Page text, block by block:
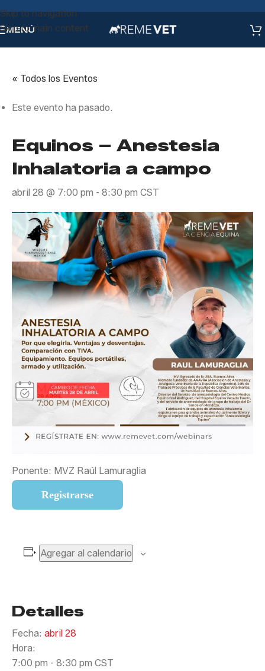
Skip to navigation
Skip to main content
MENÚ
« Todos los Eventos
Este evento ha pasado.
Equinos – Anestesia
Inhalatoria a campo
abril 28 @ 7:00 pm - 8:30 pm CST
Ponente: MVZ Raúl Lamuraglia
Registrarse
Agregar al calendario
Detalles
Fecha: abril 28
Hora:
7:00 pm - 8:30 pm CST